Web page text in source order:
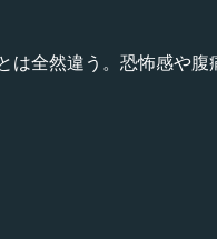
は全然違う。恐怖感や